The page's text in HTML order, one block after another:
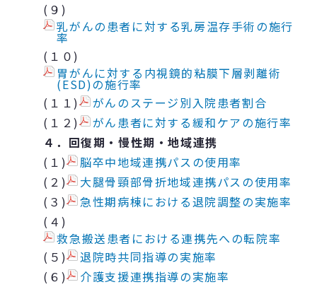
(９)
乳がんの患者に対する乳房温存手術の施行
率
(１０)
胃がんに対する内視鏡的粘膜下層剥離術
(ESD)の施行率
(１１)
がんのステージ別入院患者割合
(１２)
がん患者に対する緩和ケアの施行率
４．回復期・慢性期・地域連携
(１)
脳卒中地域連携パスの使用率
(２)
大腿骨頸部骨折地域連携パスの使用率
(３)
急性期病棟における退院調整の実施率
(４)
救急搬送患者における連携先への転院率
(５)
退院時共同指導の実施率
(６)
介護支援連携指導の実施率